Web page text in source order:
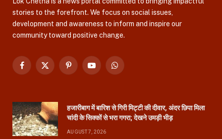
stories to the forefront. We focus on social issues,
development and awareness to inform and inspire our
community toward positive change.
Facebook
X
PinterestYouTubeWhatsApp
हजारीबाग में बारिश से गिरी मिट्टी की दीवार, अंदर छिपा मिला
चांदी के सिक्कों से भरा गगरा; देखने उमड़ी भीड़
AUGUST 7, 2026